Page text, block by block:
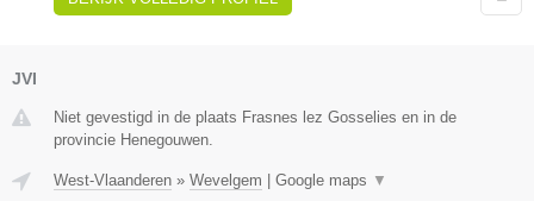
JVI
Niet gevestigd in de plaats Frasnes lez Gosselies en in de
provincie Henegouwen.
West-Vlaanderen » Wevelgem Google maps ▼